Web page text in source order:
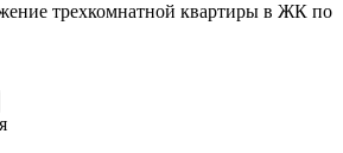
трехкомнатной квартиры в ЖК по